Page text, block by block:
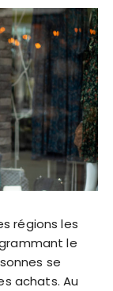
régions les
le
se
achats. Au